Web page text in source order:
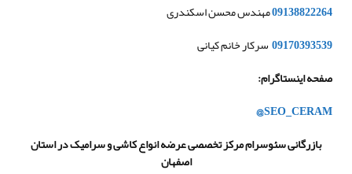
09138822264مهندس محسن اسکندری
09170393539سرکار خانم کیانی
صفحه اینستاگرام:
@SEO_CERAM
بازرگانی سئوسرام مرکز تخصصی عرضه انواع کاشی و سرامیک در استان
اصفهان